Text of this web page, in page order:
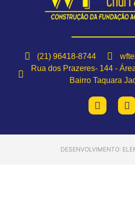
(21) 96418-8744
Rua dos Prazeres- 144 -
Bairro Taquara
DESENVOLVIMENTO: